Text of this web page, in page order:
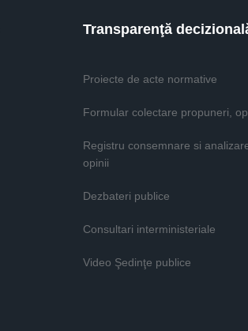
Transparenţă
Proiecte de acte normative
Formular colectare propuneri,
Registru consemnare si
opinii
Dezbateri publice
Consultari interministeriale
Video Şedinţe publice